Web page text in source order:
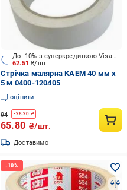
62.51₴/шт.
До -10% з суперкредиткою Visa Вигода
Стрічка малярна KAEM 40 мм x
5 м 0400-120405
оцінити
94 -28.20 ₴
65.80 ₴/шт.
Доставимо